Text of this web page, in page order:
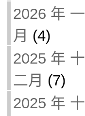
2026 年 一
月 (4)
2025 年 十
二月 (7)
2025 年 十